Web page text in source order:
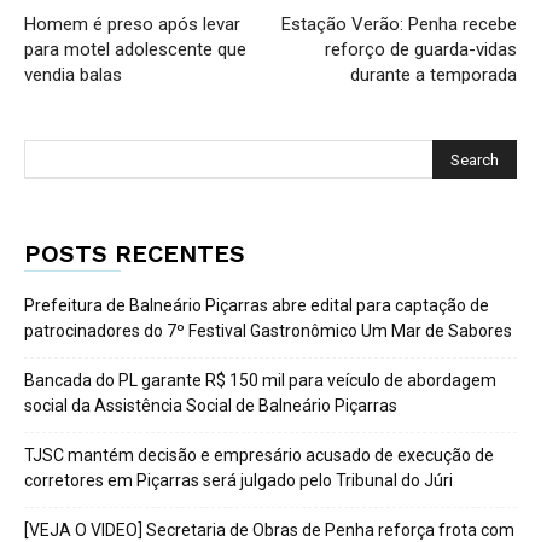
Homem é preso após levar
para motel adolescente que
vendia balas
Estação Verão: Penha recebe
reforço de guarda-vidas
durante a temporada
POSTS RECENTES
Prefeitura de Balneário Piçarras abre edital para captação de
patrocinadores do 7º Festival Gastronômico Um Mar de Sabores
Bancada do PL garante R$ 150 mil para veículo de abordagem
social da Assistência Social de Balneário Piçarras
TJSC mantém decisão e empresário acusado de execução de
corretores em Piçarras será julgado pelo Tribunal do Júri
[VEJA O VIDEO] Secretaria de Obras de Penha reforça frota com